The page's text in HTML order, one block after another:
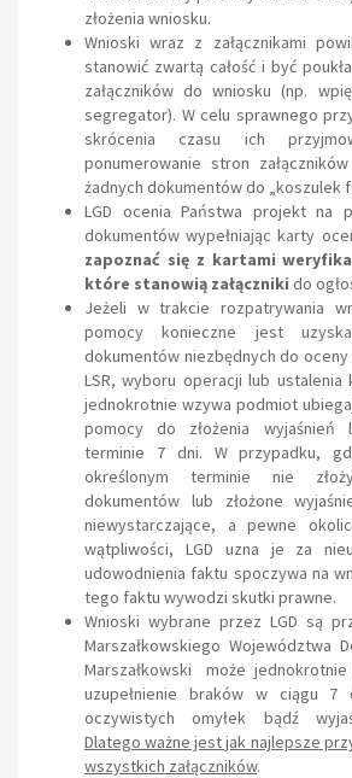
złożenia wniosku.
Wnioski wraz z załącznikami
stanowić zwartą całość i być
załączników do wniosku (np.
segregator). W celu sprawnego
skrócenia czasu ich
ponumerowanie stron
żadnych dokumentów do „koszulek
LGD ocenia Państwa projekt na
dokumentów wypełniając karty
zapoznać się z kartami
które stanowią załączniki do
Jeżeli w trakcie rozpatrywania
pomocy konieczne jest
dokumentów niezbędnych do
LSR, wyboru operacji lub ustalenia
jednokrotnie wzywa podmiot
pomocy do złożenia wyjaśnień
terminie 7 dni. W przypadku,
określonym terminie nie
dokumentów lub złożone
niewystarczające, a pewne
wątpliwości, LGD uzna je za
udowodnienia faktu spoczywa na
tego faktu wywodzi skutki prawne.
Wnioski wybrane przez LGD są
Marszałkowskiego Województwa
Marszałkowski może
uzupełnienie braków w ciągu 7
oczywistych omyłek bądź
Dlatego ważne jest jak najlepsze
wszystkich załączników.